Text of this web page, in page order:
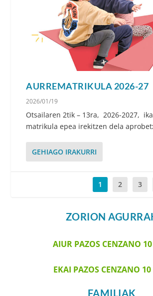
AURREMATRIKULA 2026-27
2026/01/19
Otsailaren 2tik – 13ra, 2026-2027​,
matrikula epea irekitzen dela
GEHIAGO IRAKURRI
1 2 3
ZORION
AIUR PAZOS CENZANO
EKAI PAZOS CENZANO
FAMILIAK